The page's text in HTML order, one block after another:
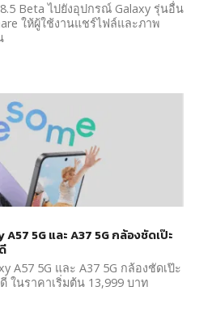
Beta ไปยังอุปกรณ์ Galaxy รุ่นอื่น
ให้ผู้ใช้งานแชร์ไฟล์และภาพ
5G และ A37 5G กล้องชัดเป๊ะ
A57 5G และ A37 5G กล้องชัดเป๊ะ
ในราคาเริ่มต้น 13,999 บาท